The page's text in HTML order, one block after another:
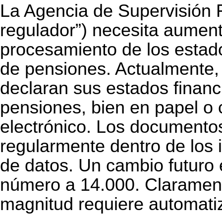
La Agencia de Supervisión
regulador”) necesita
procesamiento de los
de pensiones.
declaran sus estados
pensiones, bien en papel
electrónico. Los
regularmente dentro de
de datos. Un cambio
número a 14.000.
magnitud requiere